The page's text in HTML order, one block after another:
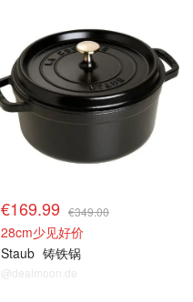
€169.99 €349.00
28cm少见好价
Staub 铸铁锅
@dealmoon.de